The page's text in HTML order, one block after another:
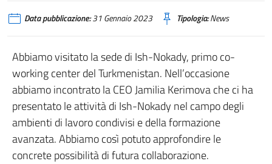
Data pubblicazione:31 Gennaio 2023 Tipologia:News
Abbiamo visitato la sede di Ish-Nokady, primo co-
working center del Turkmenistan. Nell’occasione
abbiamo incontrato la CEO Jamilia Kerimova che ci ha
presentato le attività di Ish-Nokady nel campo degli
ambienti di lavoro condivisi e della formazione
avanzata. Abbiamo così potuto approfondire le
concrete possibilità di futura collaborazione.